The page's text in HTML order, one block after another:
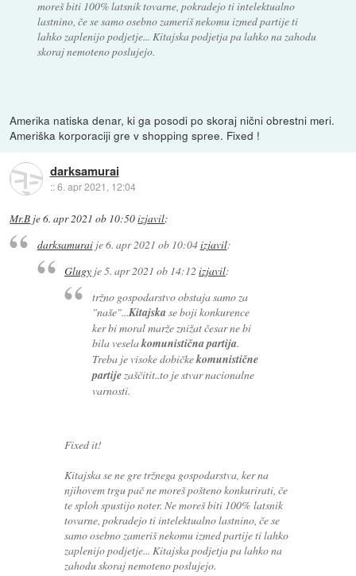
moreš biti 100% latsnik tovarne, pokradejo ti intelektualno
lastnino, če se samo osebno zameriš nekomu izmed partije ti
lahko zaplenijo podjetje... Kitajska podjetja pa lahko na zahodu
skoraj nemoteno poslujejo.
Amerika natiska denar, ki ga posodi po skoraj nični obrestni meri.
Ameriška korporaciji gre v shopping spree. Fixed !
darksamurai
::6. apr 2021, 12:04
Mr.B je6. apr 2021 ob 10:50izjavil:
darksamuraije6. apr 2021 ob 10:04izjavil:
Glugy je5. apr 2021 ob 14:12izjavil:
tržno gospodarstvo obstaja samo za
"naše"...Kitajskase boji konkurence
ker bi moral marže znižat česar ne bi
bila veselakomunistična partija.
Treba je visoke dobičkekomunistične
partijezaščitit..to je stvar nacionalne
varnosti.
Fixed it!
Kitajska se ne gre tržnega gospodarstva, ker na
njihovem trgu pač ne moreš pošteno konkurirati, če
te sploh spustijo noter. Ne moreš biti 100% latsnik
tovarne, pokradejo ti intelektualno lastnino, če se
samo osebno zameriš nekomu izmed partije ti lahko
zaplenijo podjetje... Kitajska podjetja pa lahko na
zahodu skoraj nemoteno poslujejo.